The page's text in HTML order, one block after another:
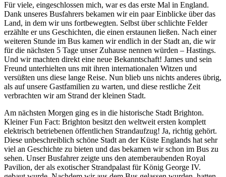
Für viele, eingeschlossen mich, war es das erste Mal in England.
Dank unseres Busfahrers bekamen wir ein paar Einblicke über das
Land, in dem wir uns fortbewegten. Selbst über schlichte Felder
erzählte er uns Geschichten, die einen erstaunen ließen. Nach einer
weiteren Stunde im Bus kamen wir endlich in der Stadt an, die wir
für die nächsten 5 Tage unser Zuhause nennen würden – Hastings.
Und wir machten direkt eine neue Bekanntschaft! James und sein
Freund unterhielten uns mit ihren internationalen Witzen und
versüßten uns diese lange Reise. Nun blieb uns nichts anderes übrig,
als auf unsere Gastfamilien zu warten, und diese restliche Zeit
verbrachten wir am Strand der kleinen Stadt.
Am nächsten Morgen ging es in die historische Stadt Brighton.
Kleiner Fun Fact: Brighton besitzt den weltweit ersten komplett
elektrisch betriebenen öffentlichen Strandaufzug! Ja, richtig gehört.
Diese unbeschreiblich schöne Stadt an der Küste Englands hat sehr
viel an Geschichte zu bieten und das bekamen wir schon im Bus zu
sehen. Unser Busfahrer zeigte uns den atemberaubenden Royal
Pavilion, der als exotischer Strandpalast für König George IV.